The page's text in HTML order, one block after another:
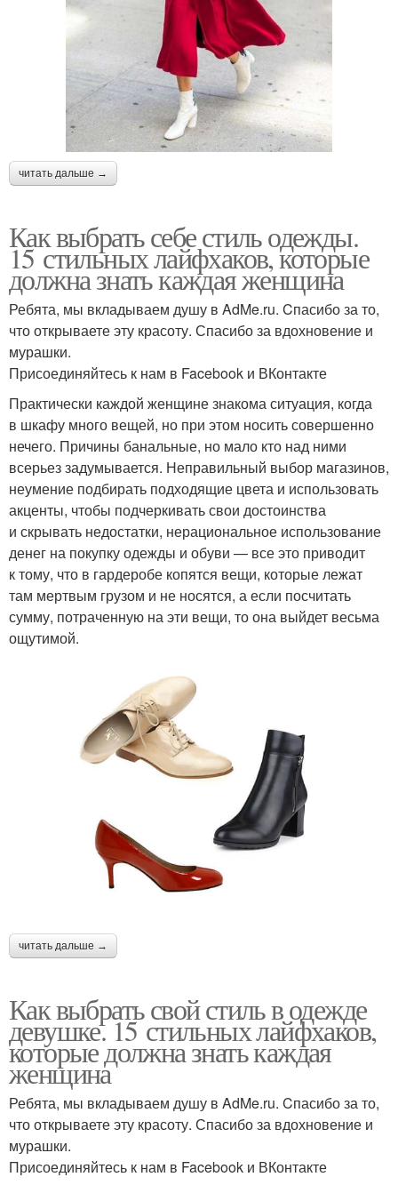
читать дальше →
Как выбрать себе стиль одежды.
15 стильных лайфхаков, которые
должна знать каждая женщина
Ребята, мы вкладываем душу в AdMe.ru. Cпасибо за то,
что открываете эту красоту. Спасибо за вдохновение и
мурашки.
Присоединяйтесь к нам в Facebook и ВКонтакте
Практически каждой женщине знакома ситуация, когда
в шкафу много вещей, но при этом носить совершенно
нечего. Причины банальные, но мало кто над ними
всерьез задумывается. Неправильный выбор магазинов,
неумение подбирать подходящие цвета и использовать
акценты, чтобы подчеркивать свои достоинства
и скрывать недостатки, нерациональное использование
денег на покупку одежды и обуви — все это приводит
к тому, что в гардеробе копятся вещи, которые лежат
там мертвым грузом и не носятся, а если посчитать
сумму, потраченную на эти вещи, то она выйдет весьма
ощутимой.
читать дальше →
Как выбрать свой стиль в одежде
девушке. 15 стильных лайфхаков,
которые должна знать каждая
женщина
Ребята, мы вкладываем душу в AdMe.ru. Cпасибо за то,
что открываете эту красоту. Спасибо за вдохновение и
мурашки.
Присоединяйтесь к нам в Facebook и ВКонтакте